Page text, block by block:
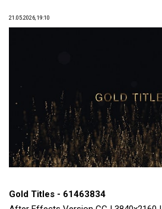
21.05.2026, 19:10
Gold Titles - 61463834